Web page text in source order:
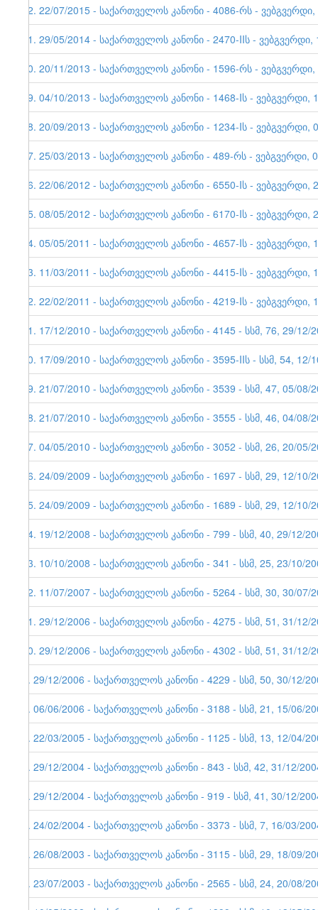
32. 22/07/2015 - საქართველოს კანონი - 4086-რს -
31. 29/05/2014 - საქართველოს კანონი - 2470-IIს - ვებგვერდი,
30. 20/11/2013 - საქართველოს კანონი - 1596-რს -
29. 04/10/2013 - საქართველოს კანონი - 1468-Iს - ვებგვერდი,
28. 20/09/2013 - საქართველოს კანონი - 1234-Iს -
27. 25/03/2013 - საქართველოს კანონი - 489-რს - ვებგვერდი,
26. 22/06/2012 - საქართველოს კანონი - 6550-Iს - ვებგვერდი,
25. 08/05/2012 - საქართველოს კანონი - 6170-Iს - ვებგვერდი,
24. 05/05/2011 - საქართველოს კანონი - 4657-Iს - ვებგვერდი,
23. 11/03/2011 - საქართველოს კანონი - 4415-Iს - ვებგვერდი,
22. 22/02/2011 - საქართველოს კანონი - 4219-Iს - ვებგვერდი,
21. 17/12/2010 - საქართველოს კანონი - 4145 - სსმ, 76, 29/12/
20. 17/09/2010 - საქართველოს კანონი - 3595-IIს - სსმ, 54, 12/
19. 21/07/2010 - საქართველოს კანონი - 3539 - სსმ, 47, 05/08/
18. 21/07/2010 - საქართველოს კანონი - 3555 - სსმ, 46, 04/08/
17. 04/05/2010 - საქართველოს კანონი - 3052 - სსმ, 26, 20/05/
16. 24/09/2009 - საქართველოს კანონი - 1697 - სსმ, 29, 12/10/
15. 24/09/2009 - საქართველოს კანონი - 1689 - სსმ, 29, 12/10/
14. 19/12/2008 - საქართველოს კანონი - 799 - სსმ, 40, 29/12/
13. 10/10/2008 - საქართველოს კანონი - 341 - სსმ, 25, 23/10/
12. 11/07/2007 - საქართველოს კანონი - 5264 - სსმ, 30, 30/
11. 29/12/2006 - საქართველოს კანონი - 4275 - სსმ, 51, 31/12/
10. 29/12/2006 - საქართველოს კანონი - 4302 - სსმ, 51, 31/12/
9. 29/12/2006 - საქართველოს კანონი - 4229 - სსმ, 50, 30/12/
8. 06/06/2006 - საქართველოს კანონი - 3188 - სსმ, 21, 15/06/
7. 22/03/2005 - საქართველოს კანონი - 1125 - სსმ, 13, 12/04/
6. 29/12/2004 - საქართველოს კანონი - 843 - სსმ, 42, 31/12/
5. 29/12/2004 - საქართველოს კანონი - 919 - სსმ, 41, 30/12/
4. 24/02/2004 - საქართველოს კანონი - 3373 - სსმ, 7, 16/03/
3. 26/08/2003 - საქართველოს კანონი - 3115 - სსმ, 29, 18/09/
2. 23/07/2003 - საქართველოს კანონი - 2565 - სსმ, 24, 20/08/